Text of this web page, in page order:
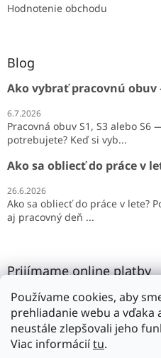
Používame cookies, aby
prehliadanie webu a vďaka
neustále zlepšovali jeho
Viac informáciítu.
Hodnotenie obchodu
Blog
Ako vybrať pracovnú obuv
6.7.2026
Pracovná obuv S1, S3 alebo
potrebujete? Keď si vyb...
Ako sa obliecť do práce v
26.6.2026
Ako sa obliecť do práce v lete?
aj pracovný deň ...
Prijímame online platby